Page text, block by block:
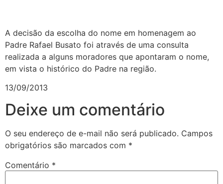
A decisão da escolha do nome em homenagem ao
Padre Rafael Busato foi através de uma consulta
realizada a alguns moradores que apontaram o nome,
em vista o histórico do Padre na região.
13/09/2013
Deixe um comentário
O seu endereço de e-mail não será publicado. Campos
obrigatórios são marcados com *
Comentário *